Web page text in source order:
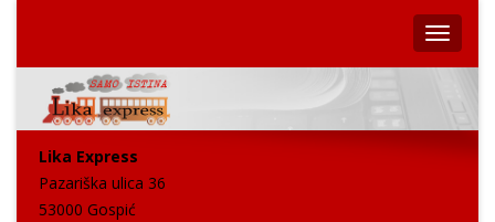
Lika Express
Pazariška ulica 36
53000 Gospić